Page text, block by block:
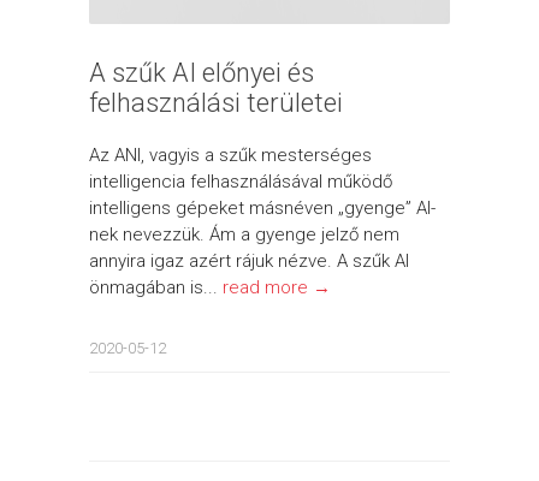
A szűk AI előnyei és
felhasználási területei
Az ANI, vagyis a szűk mesterséges
intelligencia felhasználásával működő
intelligens gépeket másnéven „gyenge” AI-
nek nevezzük. Ám a gyenge jelző nem
annyira igaz azért rájuk nézve. A szűk AI
önmagában is... read more →
2020-05-12